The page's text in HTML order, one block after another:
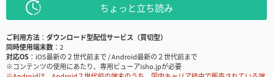
ちょっと立ち読み
ご利用方法
ダウンロード型配信サービス（買切型）
同時使用端末数
2
対応OS
iOS最新の２世代前まで / Android最新の２世代前まで
※コンテンツの使用にあたり、専用ビューアisho.jpが必要